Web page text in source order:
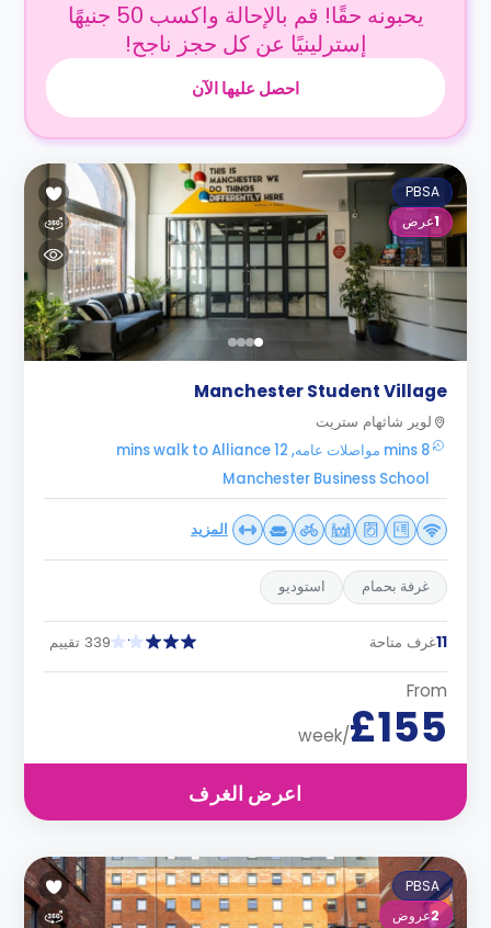
يحبونه حقًا! قم بالإحالة واكسب 50 جنيهًا
إسترلينيًا عن كل حجز ناجح!
احصل عليها الآن
PBSA
1عرض
Manchester Student Village
لوير شاثهام ستريت
8 mins مواصلات عامه, 12 mins walk to Alliance
Manchester Business School
المزيد
غرفة بحمام استوديو
11غرف متاحة 339 تقييم
From
£155
/week
اعرض الغرف
PBSA
2عروض